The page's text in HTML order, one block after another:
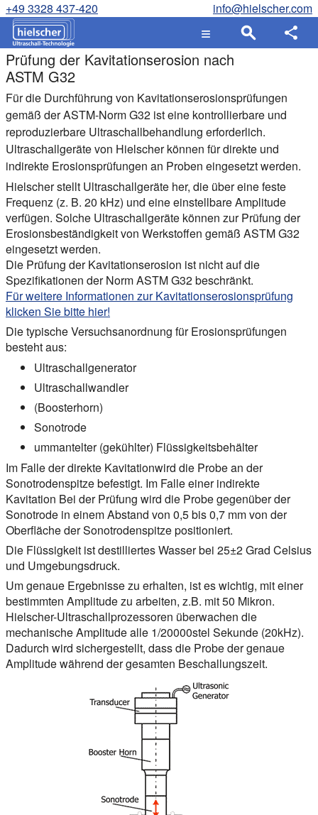
+49 3328 437-420 info@hielscher.com
Prüfung der Kavitationserosion nach
ASTM G32
Für die Durchführung von Kavitationserosionsprüfungen
gemäß der ASTM-Norm G32 ist eine kontrollierbare und
reproduzierbare Ultraschallbehandlung erforderlich.
Ultraschallgeräte von Hielscher können für direkte und
indirekte Erosionsprüfungen an Proben eingesetzt werden.
Hielscher stellt Ultraschallgeräte her, die über eine feste
Frequenz (z. B. 20 kHz) und eine einstellbare Amplitude
verfügen. Solche Ultraschallgeräte können zur Prüfung der
Erosionsbeständigkeit von Werkstoffen gemäß ASTM G32
eingesetzt werden.
Die Prüfung der Kavitationserosion ist nicht auf die
Spezifikationen der Norm ASTM G32 beschränkt.
Für weitere Informationen zur Kavitationserosionsprüfung
klicken Sie bitte hier!
Die typische Versuchsanordnung für Erosionsprüfungen
besteht aus:
Ultraschallgenerator
Ultraschallwandler
(Boosterhorn)
Sonotrode
ummantelter (gekühlter) Flüssigkeitsbehälter
Im Falle derdirekte Kavitationwird die Probe an der
Sonotrodenspitze befestigt. Im Falle einerindirekte
Kavitation Bei der Prüfung wird die Probe gegenüber der
Sonotrode in einem Abstand von 0,5 bis 0,7 mm von der
Oberfläche der Sonotrodenspitze positioniert.
Die Flüssigkeit ist destilliertes Wasser bei 25±2 Grad Celsius
und Umgebungsdruck.
Um genaue Ergebnisse zu erhalten, ist es wichtig, mit einer
bestimmten Amplitude zu arbeiten, z.B. mit 50 Mikron.
Hielscher-Ultraschallprozessoren überwachen die
mechanische Amplitude alle 1/20000stel Sekunde (20kHz).
Dadurch wird sichergestellt, dass die Probe dergenaue
Amplitudewährend der gesamten Beschallungszeit.